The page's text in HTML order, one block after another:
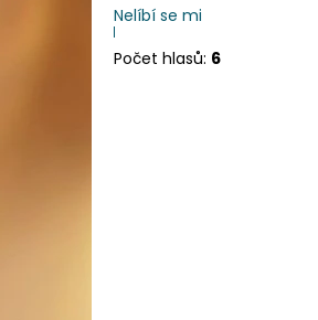
Nelíbí se mi
Počet hlasů: 6